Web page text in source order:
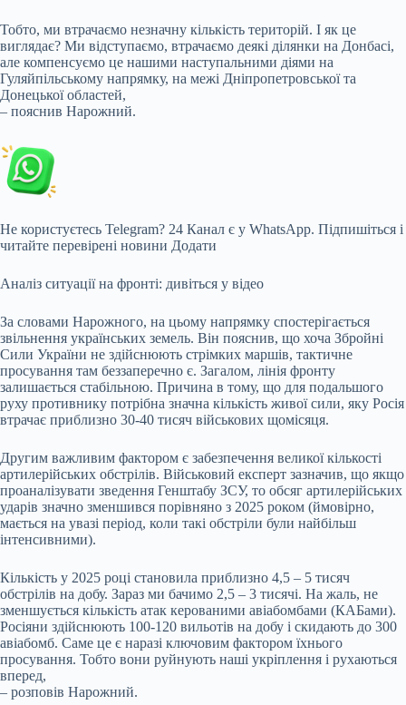
Тобто, ми втрачаємо незначну кількість територій. І як це
виглядає? Ми відступаємо, втрачаємо деякі ділянки на Донбасі,
але компенсуємо це нашими наступальними діями на
Гуляйпільському напрямку, на межі Дніпропетровської та
Донецької областей,
– пояснив Нарожний.
Не користуєтесь Telegram? 24 Канал є у WhatsApp. Підпишіться і
читайте перевірені новини Додати
Аналіз ситуації на фронті: дивіться у відео
За словами Нарожного, на цьому напрямку спостерігається
звільнення українських земель. Він пояснив, що хоча Збройні
Сили України не здійснюють стрімких маршів, тактичне
просування там беззаперечно є. Загалом, лінія фронту
залишається стабільною. Причина в тому, що для подальшого
руху противнику потрібна значна кількість живої сили, яку Росія
втрачає приблизно 30-40 тисяч військових щомісяця.
Другим важливим фактором є забезпечення великої кількості
артилерійських обстрілів. Військовий експерт зазначив, що якщо
проаналізувати зведення Генштабу ЗСУ, то обсяг артилерійських
ударів значно зменшився порівняно з 2025 роком (ймовірно,
мається на увазі період, коли такі обстріли були найбільш
інтенсивними).
Кількість у 2025 році становила приблизно 4,5 – 5 тисяч
обстрілів на добу. Зараз ми бачимо 2,5 – 3 тисячі. На жаль, не
зменшується кількість атак керованими авіабомбами (КАБами).
Росіяни здійснюють 100-120 вильотів на добу і скидають до 300
авіабомб. Саме це є наразі ключовим фактором їхнього
просування. Тобто вони руйнують наші укріплення і рухаються
вперед,
– розповів Нарожний.